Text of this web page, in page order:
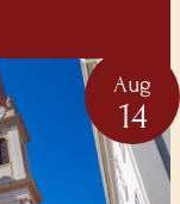
Aug
14